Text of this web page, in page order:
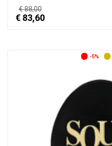
€ 88,00
€ 83,60
-5%